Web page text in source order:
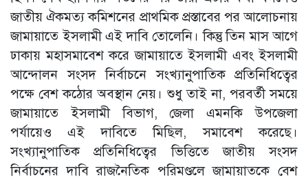
জাতীয় ঐকমত্য কমিশনের প্রাথমিক প্রস্তাবের পর আলোচনায়
জামায়াতে ইসলামী এই দাবি তোলেনি। কিন্তু তিন মাস আগে
ঢাকায় মহাসমাবেশ করে জামায়াতে ইসলামী এবং ইসলামী
আন্দোলন সংসদ নির্বাচনে সংখ্যানুপাতিক প্রতিনিধিত্বের
পক্ষে বেশ কঠোর অবস্থান নেয়। শুধু তাই না, পরবর্তী সময়ে
জামায়াতে ইসলামী বিভাগ, জেলা এমনকি উপজেলা
পর্যায়েও এই দাবিতে মিছিল, সমাবেশ করেছে।
সংখ্যানুপাতিক প্রতিনিধিত্বের ভিত্তিতে জাতীয় সংসদ
নির্বাচনের দাবি রাজনৈতিক পরিমণ্ডলে জামায়াতকে বেশ